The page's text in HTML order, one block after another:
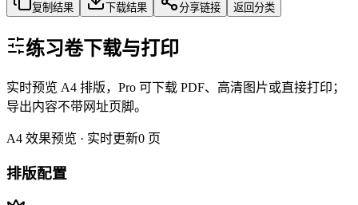
复制结果 下载结果 分享链接 返回分类
练习卷下载与打印
实时预览 A4 排版，Pro 可下载 PDF、高清图片或直接打印；
导出内容不带网址页脚。
A4 效果预览 · 实时更新0 页
排版配置